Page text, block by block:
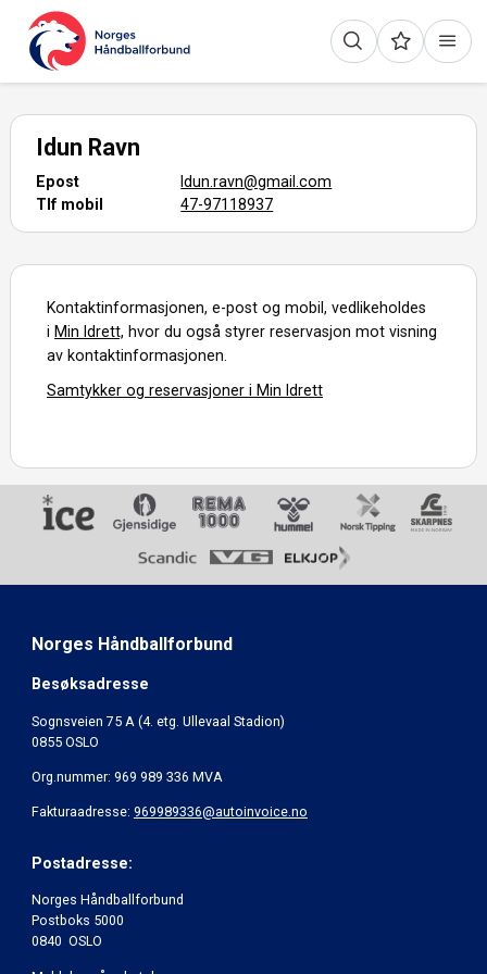
Idun Ravn
Epost
Idun.ravn@gmail.com
Tlf mobil
47-97118937
Kontaktinformasjonen, e-post og mobil, vedlikeholdes
i Min Idrett, hvor du også styrer reservasjon mot visning
av kontaktinformasjonen.
Samtykker og reservasjoner i Min Idrett
Norges Håndballforbund
Besøksadresse
Sognsveien 75 A (4. etg. Ullevaal Stadion)
0855 OSLO
Org.nummer: 969 989 336 MVA
Fakturaadresse: 969989336@autoinvoice.no
Postadresse:
Norges Håndballforbund
Postboks 5000
0840 OSLO